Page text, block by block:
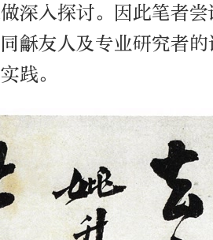
深入探讨。因此笔者
龢友人及专业研究者
践。